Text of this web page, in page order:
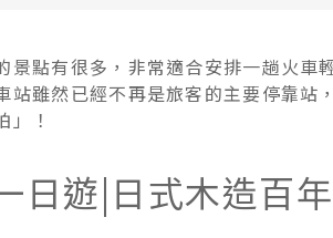
景點有很多，非常適合安排一趟火
站雖然已經不再是旅客的主要停靠
」！
日遊|日式木造百